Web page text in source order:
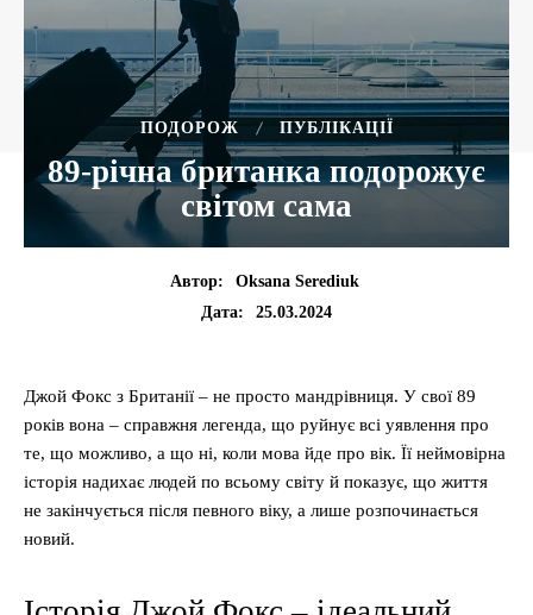
ПОДОРОЖ ПУБЛІКАЦІЇ
89-річна британка подорожує
світом сама
Автор:
Oksana Serediuk
Дата:
25.03.2024
Джой Фокс з Британії – не просто мандрівниця. У свої 89
років вона – справжня легенда, що руйнує всі уявлення про
те, що можливо, а що ні, коли мова йде про вік. Її неймовірна
історія надихає людей по всьому світу й показує, що життя
не закінчується після певного віку, а лише розпочинається
новий.